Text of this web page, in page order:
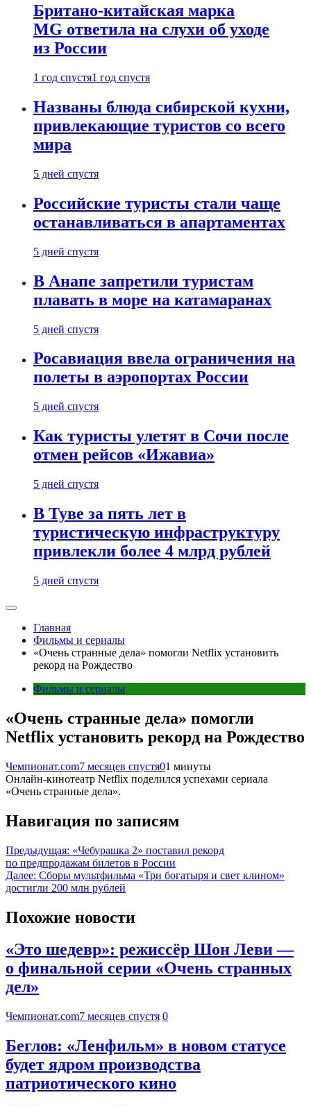
Британо-китайская марка
MG ответила на слухи об уходе
из России
1 год спустя1 год спустя
Названы блюда сибирской кухни,
привлекающие туристов со всего
мира
5 дней спустя
Российские туристы стали чаще
останавливаться в апартаментах
5 дней спустя
В Анапе запретили туристам
плавать в море на катамаранах
5 дней спустя
Росавиация ввела ограничения на
полеты в аэропортах России
5 дней спустя
Как туристы улетят в Сочи после
отмен рейсов «Ижавиа»
5 дней спустя
В Туве за пять лет в
туристическую инфраструктуру
привлекли более 4 млрд рублей
5 дней спустя
Главная
Фильмы и сериалы
«Очень странные дела» помогли Netflix установить
рекорд на Рождество
Фильмы и сериалы
«Очень странные дела» помогли
Netflix установить рекорд на Рождество
Чемпионат.com7 месяцев спустя01 минуты
Онлайн-кинотеатр Netflix поделился успехами сериала
«Очень странные дела».
Навигация по записям
Предыдущая: «Чебурашка 2» поставил рекорд
по предпродажам билетов в России
Далее: Сборы мультфильма «Три богатыря и свет клином»
достигли 200 млн рублей
Похожие новости
«Это шедевр»: режиссёр Шон Леви —
о финальной серии «Очень странных
дел»
Чемпионат.com7 месяцев спустя 0
Беглов: «Ленфильм» в новом статусе
будет ядром производства
патриотического кино